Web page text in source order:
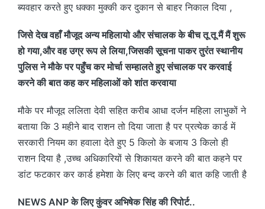
ब्यवहार करते हुए धक्का मुक्की कर दुकान से बाहर निकाल दिया ,
जिसे देख वहाँ मौजूद अन्य महिलायो और संचालक के बीच तू तू मैं मैं शुरू
हो गया,और वह उग्र रूप ले लिया,जिसकी सूचना पाकर तुरंत स्थानीय
पुलिस ने मौके पर पहुँच कर मोर्चा सम्हालते हुए संचालक पर करवाई
करने की बात कह कर महिलाओं को शांत करवाया
मौके पर मौजूद ललिता देवी सहित करीब आधा दर्जन महिला लाभुकों ने
बताया कि 3 महीने बाद राशन तो दिया जाता है पर प्रत्येक कार्ड में
सरकारी नियम का हवाला देते हुए 5 किलो के बजाय 3 किलो ही
राशन दिया है ,उच्च अधिकारियों से शिकायत करने की बात कहने पर
डांट फटकार कर कार्ड हमेशा के लिए बन्द करने की बात कहि जाती है
NEWS ANP के लिए कुंवर अभिषेक सिंह की रिपोर्ट..